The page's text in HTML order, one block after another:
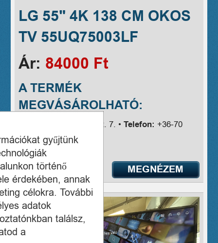
LG 55" 4K 138 CM OKOS
TV 55UQ75003LF
Ár: 84000 Ft
A TERMÉK
MEGVÁSÁROLHATÓ:
Bp IX., Ferenc krt. 7. •Telefon: +36-70
618-1036
MEGNÉZEM
gyűjtünk
történő
érdekében, annak
célokra. További
adatok
találsz,
a